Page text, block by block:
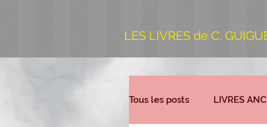
LES LIVRES de C.
Tous les posts LIVRES